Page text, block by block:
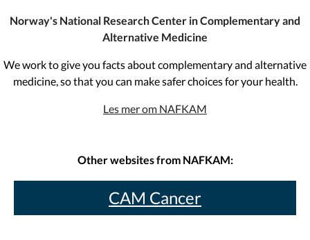
Norway's National Research Center in Complementary and
Alternative Medicine
We work to give you facts about complementary and alternative
medicine, so that you can make safer choices for your health.
Les mer om NAFKAM
Other websites from NAFKAM:
CAM Cancer